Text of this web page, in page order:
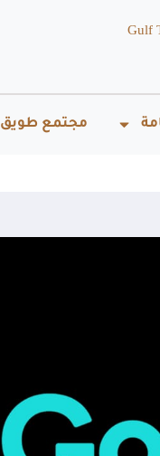
Gulf
مجتمع طويق